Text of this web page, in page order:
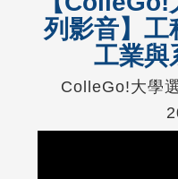
列影音】工
工業與
ColleGo!大學